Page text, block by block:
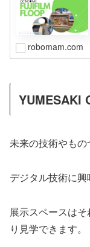
robomam.com
YUMESAKI
未来の技術やもの
デジタル技術に興
展示スペースは
り見学できます。